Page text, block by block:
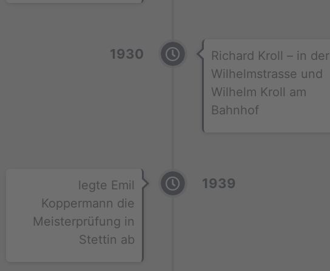
1930
Richard Kroll – in der
Wilhelmstrasse und
Wilhelm Kroll am
Bahnhof
1939
legte Emil
Koppermann die
Meisterprüfung in
Stettin ab